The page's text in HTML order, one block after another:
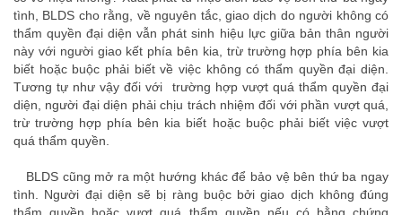
tình, BLDS cho rằng, về nguyên tắc, giao dịch do người không có
thẩm quyền đại diện vẫn phát sinh hiệu lực giữa bản thân người
này với người giao kết phía bên kia, trừ trường hợp phía bên kia
biết hoặc buộc phải biết về việc không có thẩm quyền đại diện.
Tương tự như vậy đối với trường hợp vượt quá thẩm quyền đại
diện, người đại diện phải chịu trách nhiệm đối với phần vượt quá,
trừ trường hợp phía bên kia biết hoặc buộc phải biết việc vượt
quá thẩm quyền.
BLDS cũng mở ra một hướng khác để bảo vệ bên thứ ba ngay
tình. Người đại diện sẽ bị ràng buộc bởi giao dịch không đúng